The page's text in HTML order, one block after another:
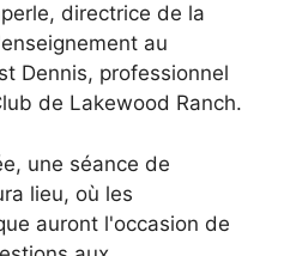
directrice de la
au
Dennis, professionnel
de Lakewood Ranch.
une séance de
lieu, où les
auront l'occasion de